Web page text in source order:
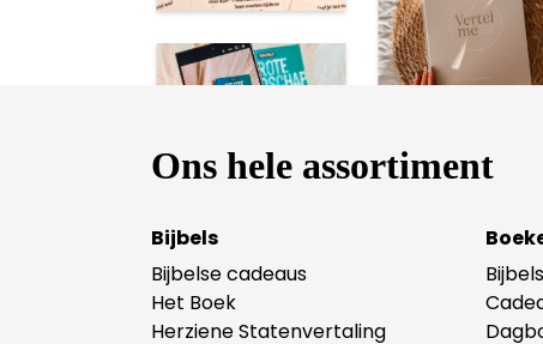
Ons hele assortiment
Bijbels
Bijbelse cadeaus
Het Boek
Herziene Statenvertaling